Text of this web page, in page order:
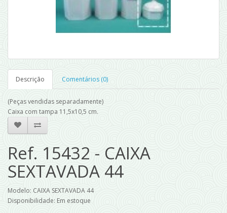
Descrição Comentários (0)
(Peças vendidas separadamente)
Caixa com tampa 11,5x10,5 cm.
Ref. 15432 - CAIXA
SEXTAVADA 44
Modelo: CAIXA SEXTAVADA 44
Disponibilidade: Em estoque